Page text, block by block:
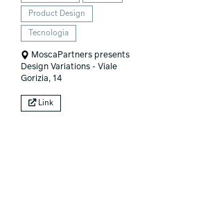
Product Design
Tecnologia
MoscaPartners presents
Design Variations - Viale
Gorizia, 14
Link